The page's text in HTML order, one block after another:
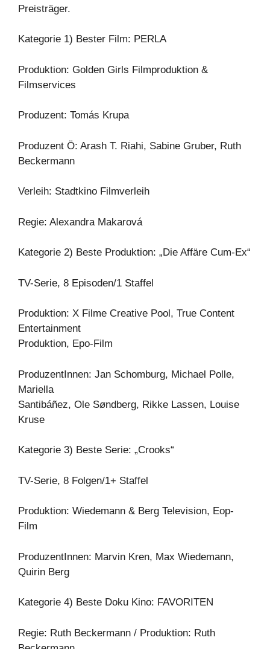
Preisträger.
Kategorie 1) Bester Film: PERLA
Produktion: Golden Girls Filmproduktion &
Filmservices
Produzent: Tomás Krupa
Produzent Ö: Arash T. Riahi, Sabine Gruber, Ruth
Beckermann
Verleih: Stadtkino Filmverleih
Regie: Alexandra Makarová
Kategorie 2) Beste Produktion: „Die Affäre Cum-Ex“
TV-Serie, 8 Episoden/1 Staffel
Produktion: X Filme Creative Pool, True Content
Entertainment
Produktion, Epo-Film
ProduzentInnen: Jan Schomburg, Michael Polle,
Mariella
Santibáñez, Ole Søndberg, Rikke Lassen, Louise
Kruse
Kategorie 3) Beste Serie: „Crooks“
TV-Serie, 8 Folgen/1+ Staffel
Produktion: Wiedemann & Berg Television, Eop-
Film
ProduzentInnen: Marvin Kren, Max Wiedemann,
Quirin Berg
Kategorie 4) Beste Doku Kino: FAVORITEN
Regie: Ruth Beckermann / Produktion: Ruth